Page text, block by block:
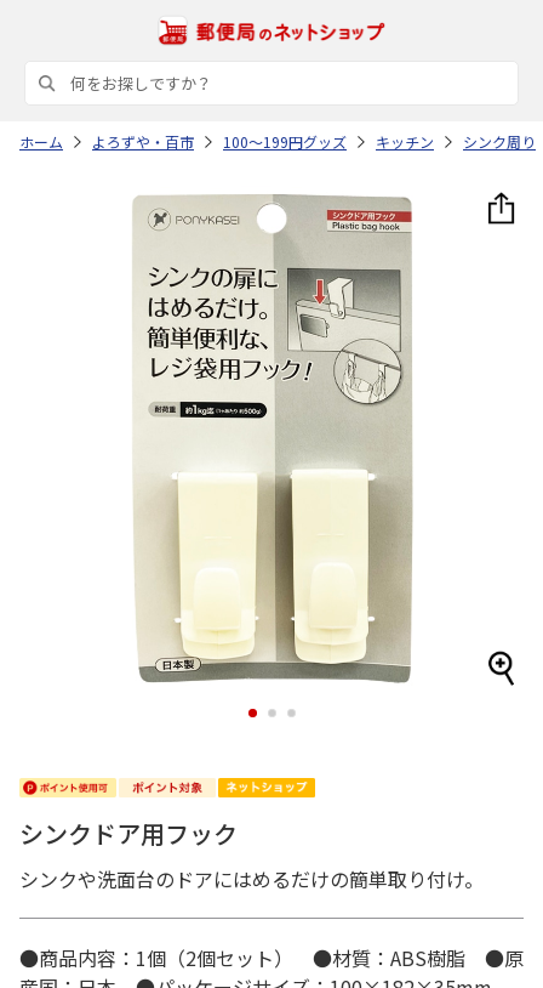
ホーム よろずや・百市 100～199円グッズ キッチン シンク周り
1 2 3
シンクドア用フック
シンクや洗面台のドアにはめるだけの簡単取り付け。
●商品内容：1個（2個セット） ●材質：ABS樹脂 ●原